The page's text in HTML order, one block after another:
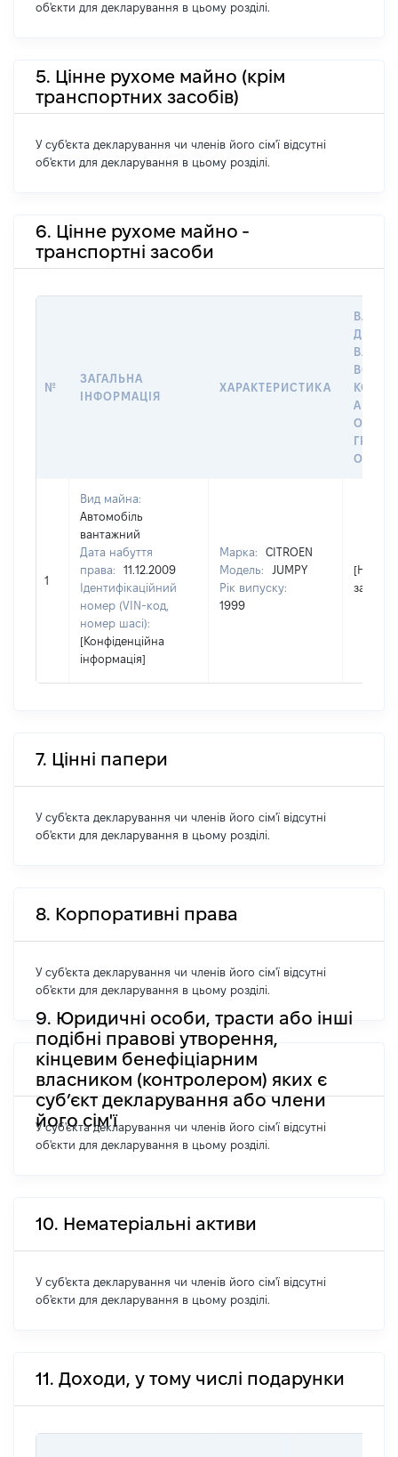
об'єкти для декларування в цьому розділі.
5. Цінне рухоме майно (крім
транспортних засобів)
У суб'єкта декларування чи членів його сім'ї відсутні
об'єкти для декларування в цьому розділі.
6. Цінне рухоме майно -
транспортні засоби
№
ЗАГАЛЬНА
ІНФОРМАЦІЯ
ХАРАКТЕРИСТИКА
ДАТУ
АБО
1
Вид майна:
Автомобіль
вантажний
Дата набуття
права:
11.12.2009
Ідентифікаційний
номер (VIN-код,
номер шасі):
[Конфіденційна
інформація]
Марка:
CITROEN
Модель:
JUMPY
Рік випуску:
1999
[Не
7. Цінні папери
У суб'єкта декларування чи членів його сім'ї відсутні
об'єкти для декларування в цьому розділі.
8. Корпоративні права
У суб'єкта декларування чи членів його сім'ї відсутні
об'єкти для декларування в цьому розділі.
9. Юридичні особи, трасти або інші
подібні правові утворення,
кінцевим бенефіціарним
власником (контролером) яких є
суб’єкт декларування або члени
його сім'ї
У суб'єкта декларування чи членів його сім'ї відсутні
об'єкти для декларування в цьому розділі.
10. Нематеріальні активи
У суб'єкта декларування чи членів його сім'ї відсутні
об'єкти для декларування в цьому розділі.
11. Доходи, у тому числі подарунки